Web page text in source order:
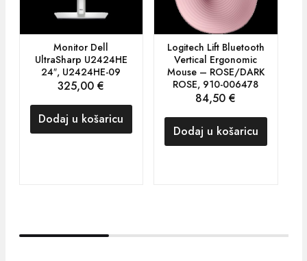
Monitor Dell
UltraSharp U2424HE
24″, U2424HE-09
325,00€
Dodaj u košaricu
Logitech Lift Bluetooth
Vertical Ergonomic
Mouse – ROSE/DARK
ROSE, 910-006478
84,50€
Dodaj u košaricu